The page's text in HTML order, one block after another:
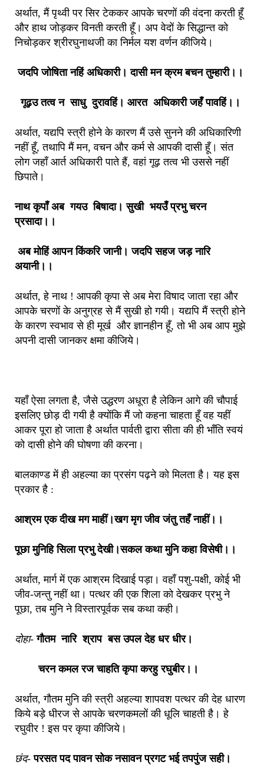
अर्थात, मैं पृथ्वी पर सिर टेककर आपके चरणों की वंदना करती हूँ
और हाथ जोड़कर विनती करती हूँ। अप वेदों के सिद्धान्त को
निचोड़कर श्रीरघुनाथजी का निर्मल यश वर्णन कीजिये।
जदपि जोषिता नहिं अधिकारी। दासी मन क्रम बचन तुम्हारी।।
गूढ़उ तत्व न साधु दुरावहिं। आरत अधिकारी जहँ पावहिं।।
अर्थात, यद्यपि स्त्री होने के कारण मैं उसे सुनने की अधिकारिणी
नहीं हूँ, तथापि मैं मन, वचन और कर्म से आपकी दासी हूँ। संत
लोग जहाँ आर्त अधिकारी पाते हैं, वहां गूढ़ तत्व भी उससे नहीं
छिपाते।
नाथ कृपाँ अब गयउ बिषादा। सुखी भयउँ प्रभु चरन
प्रसादा।।
अब मोहिं आपन किंकरि जानी। जदपि सहज जड़ नारि
अयानी।।
अर्थात, हे नाथ ! आपकी कृपा से अब मेरा विषाद जाता रहा और
आपके चरणों के अनुग्रह से मैं सुखी हो गयी। यद्यपि मैं स्त्री होने
के कारण स्वभाव से ही मूर्ख और ज्ञानहीन हूँ, तो भी अब आप मुझे
अपनी दासी जानकर क्षमा कीजिये।
यहाँ ऐसा लगता है, जैसे उद्धरण अधूरा है लेकिन आगे की चौपाई
इसलिए छोड़ दी गयी है क्योंकि मैं जो कहना चाहता हूँ वह यहीं
आकर पूरा हो जाता है अर्थात पार्वती द्वारा सीता की ही भाँति स्वयं
को दासी होने की घोषणा की करना।
बालकाण्ड में ही अहल्या का प्रसंग पढ़ने को मिलता है। यह इस
प्रकार है :
आश्रम एक दीख मग माहीं।खग मृग जीव जंतु तहँ नाहीं।।
पूछा मुनिहि सिला प्रभु देखी।सकल कथा मुनि कहा विसेषी।।
अर्थात, मार्ग में एक आश्रम दिखाई पड़ा। वहाँ पशु-पक्षी, कोई भी
जीव-जन्तु नहीं था। पत्थर की एक शिला को देखकर प्रभु ने
पूछा, तब मुनि ने विस्तारपूर्वक सब कथा कही।
दोहा-गौतम नारि श्राप बस उपल देह धर धीर।
चरन कमल रज चाहति कृपा करहु रघुबीर।।
अर्थात, गौतम मुनि की स्त्री अहल्या शापवश पत्थर की देह धारण
किये बड़े धीरज से आपके चरणकमलों की धूलि चाहती है। हे
रघुवीर ! इस पर कृपा कीजिये।
छंद-परसत पद पावन सोक नसावन प्रगट भई तपपुंज सही।